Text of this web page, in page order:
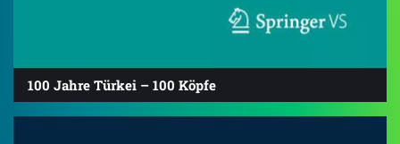
100 Jahre Türkei – 100 Köpfe